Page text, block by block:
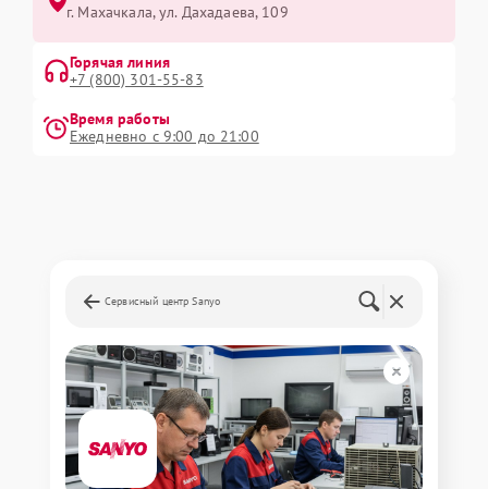
г. Махачкала, ул. Дахадаева, 109
Горячая линия
+7 (800) 301-55-83
Время работы
Ежедневно с 9:00 до 21:00
Сервисный центр Sanyo